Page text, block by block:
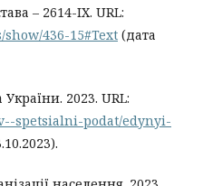
– 2614-IX. URL:
436-15#Text (дата
2023. URL:
spetsialni-podat/edynyi-